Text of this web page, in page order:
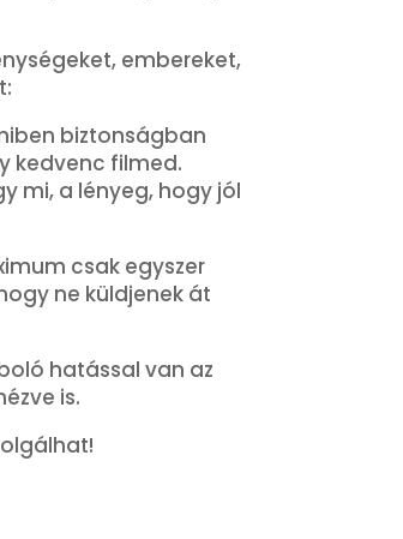
embereket,
biztonságban
kedvenc filmed.
mi, a lényeg, hogy jól
csak egyszer
ne küldjenek át
hatással van az
is.